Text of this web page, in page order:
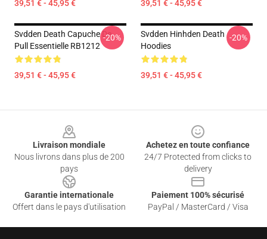
39,51 € - 45,95 € 39,51 € - 45,95 €
Svdden Death Capuche De
Pull Essentielle RB1212
39,51 € - 45,95 €
-20%
Svdden Hinhden Death
Hoodies
39,51 € - 45,95 €
-20%
Livraison mondiale
Nous livrons dans plus de 200
pays
Achetez en toute confiance
24/7 Protected from clicks to
delivery
Garantie internationale
Offert dans le pays d'utilisation
Paiement 100% sécurisé
PayPal / MasterCard / Visa